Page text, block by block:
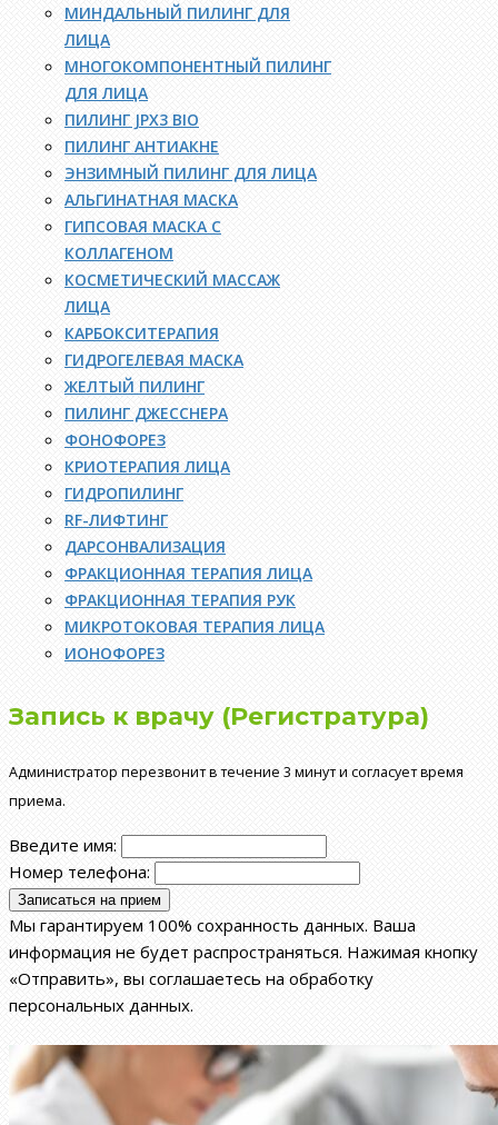
МИНДАЛЬНЫЙ ПИЛИНГ ДЛЯ
ЛИЦА
МНОГОКОМПОНЕНТНЫЙ ПИЛИНГ
ДЛЯ ЛИЦА
ПИЛИНГ JPX3 BIO
ПИЛИНГ АНТИАКНЕ
ЭНЗИМНЫЙ ПИЛИНГ ДЛЯ ЛИЦА
АЛЬГИНАТНАЯ МАСКА
ГИПСОВАЯ МАСКА С
КОЛЛАГЕНОМ
КОСМЕТИЧЕСКИЙ МАССАЖ
ЛИЦА
КАРБОКСИТЕРАПИЯ
ГИДРОГЕЛЕВАЯ МАСКА
ЖЕЛТЫЙ ПИЛИНГ
ПИЛИНГ ДЖЕССНЕРА
ФОНОФОРЕЗ
КРИОТЕРАПИЯ ЛИЦА
ГИДРОПИЛИНГ
RF-ЛИФТИНГ
ДАРСОНВАЛИЗАЦИЯ
ФРАКЦИОННАЯ ТЕРАПИЯ ЛИЦА
ФРАКЦИОННАЯ ТЕРАПИЯ РУК
МИКРОТОКОВАЯ ТЕРАПИЯ ЛИЦА
ИОНОФОРЕЗ
Запись к врачу (Регистратура)
Администратор перезвонит в течение 3 минут и согласует время
приема.
Введите имя:
Номер телефона:
Мы гарантируем 100% сохранность данных. Ваша
информация не будет распространяться. Нажимая кнопку
«Отправить», вы соглашаетесь на обработку
персональных данных.